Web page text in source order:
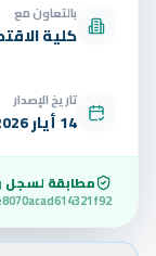
بالتعاون مع
كلية
تاريخ الإصدار
14 أيار 2026
مطابقة لسجل